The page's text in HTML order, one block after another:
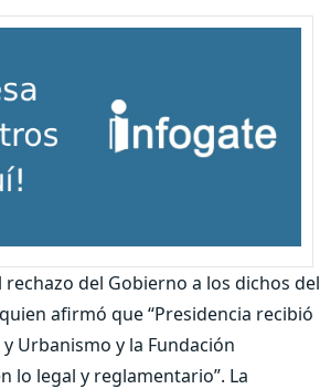
del Gobierno a los dichos del
afirmó que “Presidencia recibió
Urbanismo y la Fundación
lo legal y reglamentario”. La